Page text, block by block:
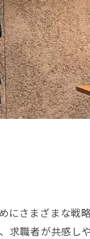
さまざまな戦
求職者が共感し